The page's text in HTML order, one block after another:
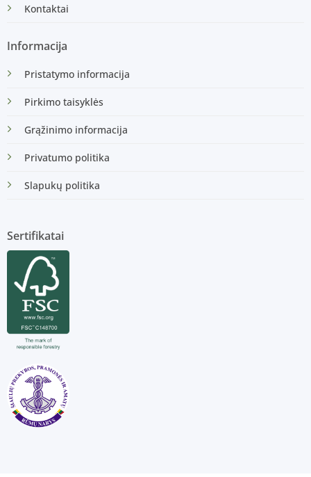
Kontaktai
Informacija
Pristatymo informacija
Pirkimo taisyklės
Grąžinimo informacija
Privatumo politika
Slapukų politika
Sertifikatai